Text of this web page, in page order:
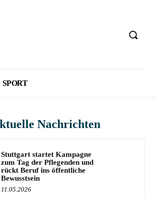
SPORT
Nachrichten
Stuttgart startet Kampagne
zum Tag der Pflegenden und
rückt Beruf ins öffentliche
Bewusstsein
11.05.2026